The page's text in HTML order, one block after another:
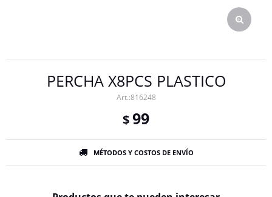
PERCHA X8PCS PLASTICO
816248
$99
MÉTODOS Y COSTOS DE ENVÍO